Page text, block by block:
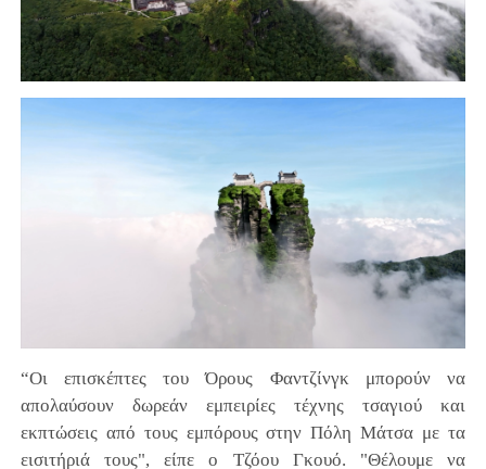
“Οι επισκέπτες του Όρους Φαντζίνγκ μπορούν να
απολαύσουν δωρεάν εμπειρίες τέχνης τσαγιού και
εκπτώσεις από τους εμπόρους στην Πόλη Μάτσα με τα
εισιτήριά τους", είπε ο Τζόου Γκουό. "Θέλουμε να